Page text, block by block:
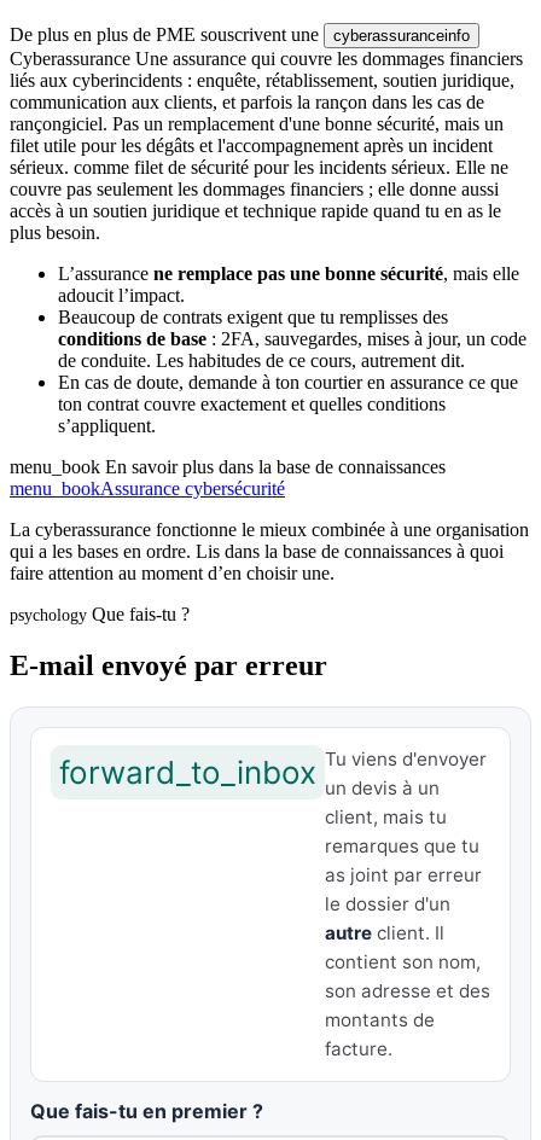
De plus en plus de PME souscrivent une cyberassuranceinfo
Cyberassurance Une assurance qui couvre les dommages financiers
liés aux cyberincidents : enquête, rétablissement, soutien juridique,
communication aux clients, et parfois la rançon dans les cas de
rançongiciel. Pas un remplacement d'une bonne sécurité, mais un
filet utile pour les dégâts et l'accompagnement après un incident
sérieux. comme filet de sécurité pour les incidents sérieux. Elle ne
couvre pas seulement les dommages financiers ; elle donne aussi
accès à un soutien juridique et technique rapide quand tu en as le
plus besoin.
L’assurance ne remplace pas une bonne sécurité, mais elle
adoucit l’impact.
Beaucoup de contrats exigent que tu remplisses des
conditions de base : 2FA, sauvegardes, mises à jour, un code
de conduite. Les habitudes de ce cours, autrement dit.
En cas de doute, demande à ton courtier en assurance ce que
ton contrat couvre exactement et quelles conditions
s’appliquent.
menu_book En savoir plus dans la base de connaissances
menu_bookAssurance cybersécurité
La cyberassurance fonctionne le mieux combinée à une organisation
qui a les bases en ordre. Lis dans la base de connaissances à quoi
faire attention au moment d’en choisir une.
psychology Que fais-tu ?
E-mail envoyé par erreur
forward_to_inbox Tu viens d'envoyer
un devis à un
client, mais tu
remarques que tu
as joint par erreur
le dossier d'un
autre client. Il
contient son nom,
son adresse et des
montants de
facture.
Que fais-tu en premier ?